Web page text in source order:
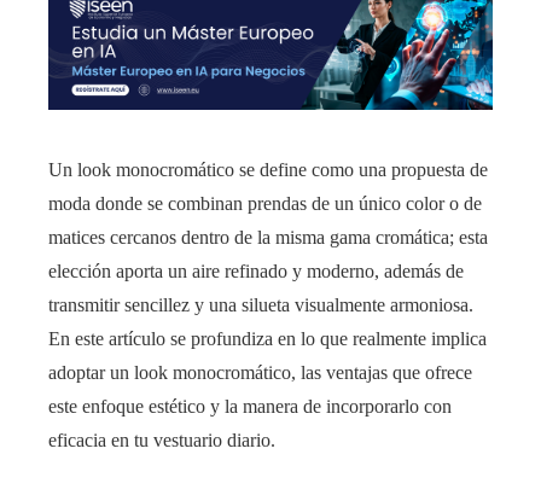
Un look monocromático se define como una propuesta de
moda donde se combinan prendas de un único color o de
matices cercanos dentro de la misma gama cromática; esta
elección aporta un aire refinado y moderno, además de
transmitir sencillez y una silueta visualmente armoniosa.
En este artículo se profundiza en lo que realmente implica
adoptar un look monocromático, las ventajas que ofrece
este enfoque estético y la manera de incorporarlo con
eficacia en tu vestuario diario.